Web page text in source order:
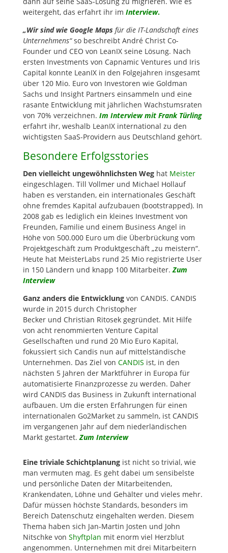
weitergeht, das erfahrt ihr im Interview.
„Wir sind wie Google Maps für die IT-Landschaft eines
Unternehmens“so beschreibt André Christ Co-
Founder und CEO von LeanIX seine Lösung. Nach
ersten Investments von Capnamic Ventures und Iris
Capital konnte LeanIX in den Folgejahren insgesamt
über 120 Mio. Euro von Investoren wie Goldman
Sachs und Insight Partners einsammeln und eine
rasante Entwicklung mit jährlichen Wachstumsraten
von 70% verzeichnen. Im Interview mit Frank Türling
erfahrt ihr, weshalb LeanIX international zu den
wichtigsten SaaS-Providern aus Deutschland gehört.
Besondere Erfolgsstories
Den vielleicht ungewöhnlichsten Weghat Meister
eingeschlagen. Till Vollmer und Michael Hollauf
haben es verstanden, ein internationales Geschäft
ohne fremdes Kapital aufzubauen (bootstrapped). In
2008 gab es lediglich ein kleines Investment von
Freunden, Familie und einem Business Angel in
Höhe von 500.000 Euro um die Überbrückung vom
Projektgeschäft zum Produktgeschäft „zu meistern“.
Heute hat MeisterLabs rund 25 Mio registrierte User
in 150 Ländern und knapp 100 Mitarbeiter.Zum
Interview
Ganz anders die Entwicklungvon CANDIS. CANDIS
wurde in 2015 durch Christopher
Becker und Christian Ritosek gegründet. Mit Hilfe
von acht renommierten Venture Capital
Gesellschaften und rund 20 Mio Euro Kapital,
fokussiert sich Candis nun auf mittelständische
Unternehmen. Das Ziel von CANDIS ist, in den
nächsten 5 Jahren der Marktführer in Europa für
automatisierte Finanzprozesse zu werden. Daher
wird CANDIS das Business in Zukunft international
aufbauen. Um die ersten Erfahrungen für einen
internationalen Go2Market zu sammeln, ist CANDIS
im vergangenen Jahr auf dem niederländischen
Markt gestartet.Zum Interview
Eine triviale Schichtplanungist nicht so trivial, wie
man vermuten mag. Es geht dabei um sensibelste
und persönliche Daten der Mitarbeitenden,
Krankendaten, Löhne und Gehälter und vieles mehr.
Dafür müssen höchste Standards, besonders im
Bereich Datenschutz eingehalten werden. Diesem
Thema haben sich Jan-Martin Josten und John
Nitschke von Shyftplan mit enorm viel Herzblut
angenommen. Unternehmen mit drei Mitarbeitern